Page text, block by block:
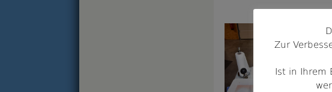
Zur
Ist in Ihrem